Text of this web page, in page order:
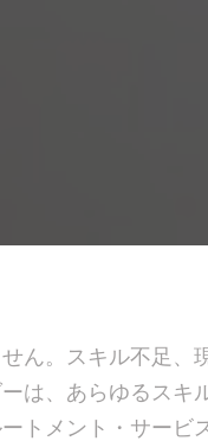
ん。スキル不足、
は、あらゆるスキ
トメント・サービ